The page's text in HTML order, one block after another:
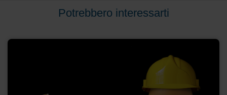
Potrebbero interessarti